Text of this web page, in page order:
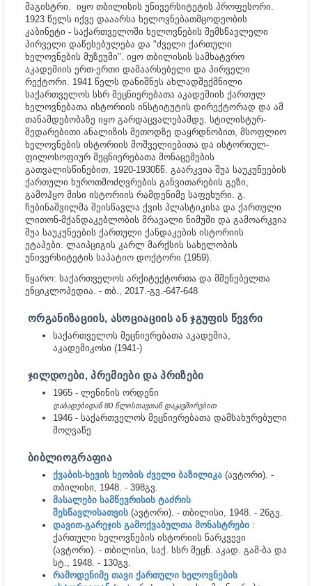
მაგისტრი. იყო თბილისის უნივერსიტეტის პროფესორი.
1923 წელს იქვე დააარსა ხელოვნებათმცოდეობის
კაბინეტი - საქართველოში ხელოვნების შემსწავლელი
პირველი დაწესებულება და "ძველი ქართული
ხელოვნების მუზეუმი". იყო თბილისის სამხატვრო
აკადემიის ერთ-ერთი დამაარსებელი და პირველი
რექტორი. 1941 წელს დანიშნეს ახლადშექმნილი
საქართველოს სსრ მეცნიერებათა აკადემიის ქართულ
ხელოვნებათა ისტორიის ინსტიტუტის დირექტორად და ამ
თანამდებობაზე იყო გარდაცვალებამდე. სტილისტურ-
შედარებითი ანალიზის მეთოდზე დაყრდნობით, მსოფლიო
ხელოვნების ისტორიის მოშველიებითა და ისტორიულ-
ფილოსოფიურ მეცნიერებათა მონაცემების
გათვალისწინებით, 1920-1930წწ. გაარკვია შუა საუკუნეების
ქართული ხუროთმოძღვრების განვითარების გეზი,
გამოჰყო მისი ისტორიის რამდენიმე საფეხური. გ.
ჩუბინაშვილმა შეისწავლა ქვის პლასტიკისა და ქართული
ლითონ-მქანდაკებლობის მრავალი ნიმუში და გამოარკვია
შუა საუკუნეების ქართული ქანდაკების ისტორიის
ეტაპები. ლაიპციგის კარლ მარქსის სახელობის
უნივერსიტეტის საპატიო დოქტორი (1959).
წყარო: საქართველოს არქიტექტორთა და მშენებელთა
ენციკლოპედია. - თბ., 2017.-გვ.-647-648
ᲝᲠᲒᲐᲜᲘᲖᲐᲪᲘᲘᲡ, ᲐᲡᲝᲪᲘᲐᲪᲘᲘᲡ ᲐᲜ ᲯᲒᲣᲤᲘᲡ ᲬᲔᲕᲠᲘ
საქართველოს მეცნიერებათა აკადემია,
აკადემიკოსი (1941-)
ᲯᲘᲚᲓᲝᲔᲑᲘ, ᲞᲠᲔᲛᲘᲔᲑᲘ ᲓᲐ ᲞᲠᲘᲖᲔᲑᲘ
1965 - ლენინის ორდენი
დაბადებიდან 80 წლისთავთან დაკავშირებით
1946 - საქართველოს მეცნიერებათა დამსახურებული
მოღვაწე
ᲑᲘᲑᲚᲘᲝᲒᲠᲐᲤᲘᲐ
ქვაბის-ხევის ხეობის ძველი ბაზილიკა (ავტორი). -
თბილისი, 1948. - 398გვ.
მასალები სამწევრისის ტაძრის
შესწავლისათვის (ავტორი). - თბილისი, 1948. - 26გვ.
დავით-გარეჯის გამოქვაბულთა მონასტრები :
ქართული ხელოვნების ისტორიის ნარკვევი
(ავტორი). - თბილისი, საქ. სსრ მეცნ. აკად. გამ-ბა და
სტ., 1948. - 130გვ.
რამოდენიმე თავი ქართული ხელოვნების